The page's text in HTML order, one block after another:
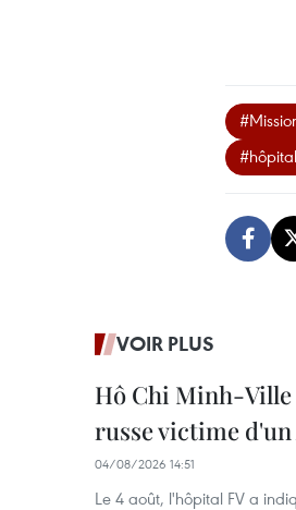
VOIR PLUS
Hô Chi Minh-
russe victime d'un
04/08/2026 14:51
Le 4 août, l'hôpital FV a